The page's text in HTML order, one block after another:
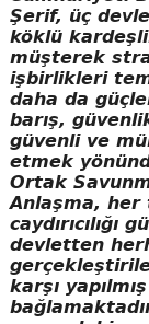
Şerif, üç
köklü
müşterek
işbirlikleri
daha da
barış,
güvenli ve
etmek
Ortak
Anlaşma, her
devletten
karşı